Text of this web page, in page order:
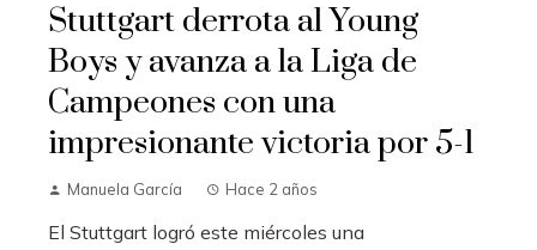
Stuttgart derrota al Young
Boys y avanza a la Liga de
Campeones con una
impresionante victoria por 5-1
Manuela García Hace 2 años
El Stuttgart logró este miércoles una